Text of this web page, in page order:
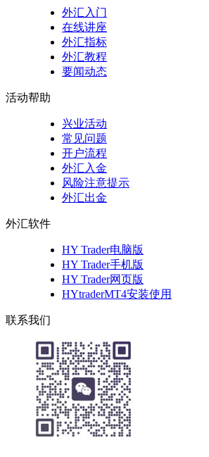
外汇入门
在线讲座
外汇指标
外汇教程
要闻动态
活动帮助
兴业活动
常见问题
开户流程
外汇入金
风险注意提示
外汇出金
外汇软件
HY Trader电脑版
HY Trader手机版
HY Trader网页版
HYtraderMT4安装使用
联系我们